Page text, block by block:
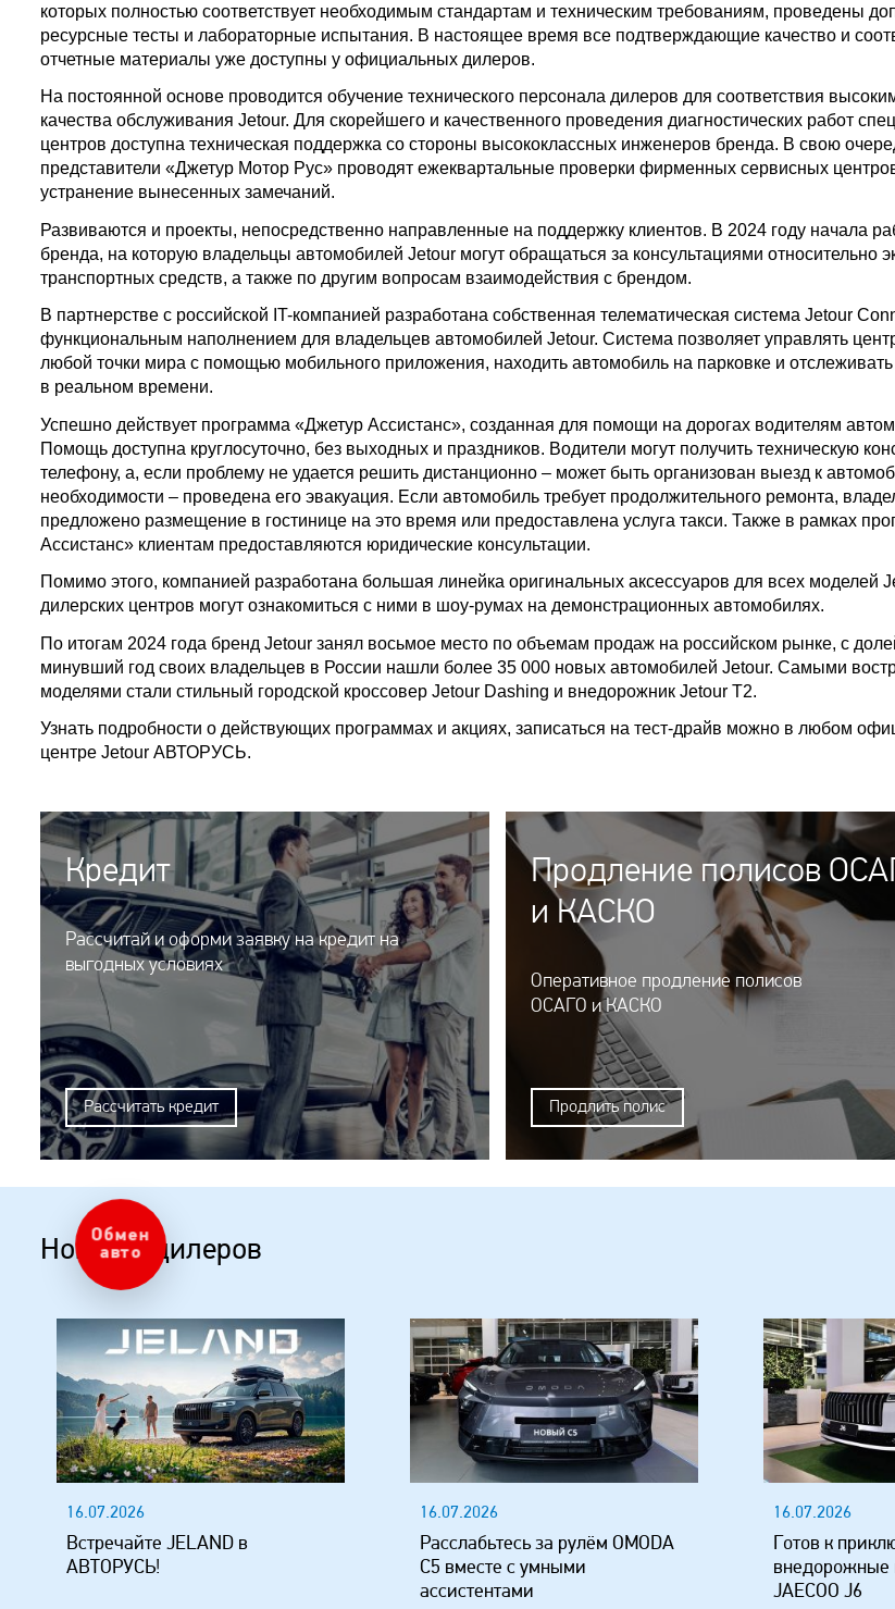
которых полностью соответствует необходимым стандартам и техническим требованиям, проведены
ресурсные тесты и лабораторные испытания. В настоящее время все подтверждающие качество и
отчетные материалы уже доступны у официальных дилеров.
На постоянной основе проводится обучение технического персонала дилеров для соответствия
качества обслуживания Jetour. Для скорейшего и качественного проведения диагностических работ
центров доступна техническая поддержка со стороны высококлассных инженеров бренда. В свою
представители «Джетур Мотор Рус» проводят ежеквартальные проверки фирменных сервисных
устранение вынесенных замечаний.
Развиваются и проекты, непосредственно направленные на поддержку клиентов. В 2024 году начала
бренда, на которую владельцы автомобилей Jetour могут обращаться за консультациями относительно
транспортных средств, а также по другим вопросам взаимодействия с брендом.
В партнерстве с российской IT-компанией разработана собственная телематическая система Jetour
функциональным наполнением для владельцев автомобилей Jetour. Система позволяет управлять
любой точки мира с помощью мобильного приложения, находить автомобиль на парковке и
в реальном времени.
Успешно действует программа «Джетур Ассистанс», созданная для помощи на дорогах водителям
Помощь доступна круглосуточно, без выходных и праздников. Водители могут получить техническую
телефону, а, если проблему не удается решить дистанционно – может быть организован выезд к
необходимости – проведена его эвакуация. Если автомобиль требует продолжительного ремонта,
предложено размещение в гостинице на это время или предоставлена услуга такси. Также в рамках
Ассистанс» клиентам предоставляются юридические консультации.
Помимо этого, компанией разработана большая линейка оригинальных аксессуаров для всех моделей
дилерских центров могут ознакомиться с ними в шоу-румах на демонстрационных автомобилях.
По итогам 2024 года бренд Jetour занял восьмое место по объемам продаж на российском рынке, с
минувший год своих владельцев в России нашли более 35 000 новых автомобилей Jetour. Самыми
моделями стали стильный городской кроссовер Jetour Dashing и внедорожник Jetour T2.
Узнать подробности о действующих программах и акциях, записаться на тест-драйв можно в любом
центре Jetour АВТОРУСЬ.
Кредит
Рассчитай и оформи заявку на кредит на
выгодных условиях
Рассчитать кредит
Продление полисов
и КАСКО
Оперативное продление полисов
ОСАГО и КАСКО
Продлить полис
Новости дилеров
16.07.2026
Встречайте JELAND в
АВТОРУСЬ!
16.07.2026
Расслабьтесь за рулём OMODA
C5 вместе с умными
ассистентами
16.07.2026
Готов к
внедорожные
JAECOO J6
Оценка
авто